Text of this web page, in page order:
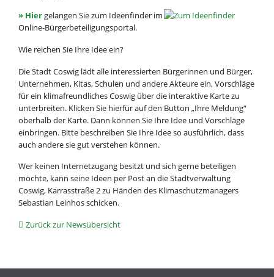
» Hiergelangen Sie zum Ideenfinder im
Online-Bürgerbeteiligungsportal.
Wie reichen Sie Ihre Idee ein?
Die Stadt Coswig lädt alle interessierten Bürgerinnen und Bürger,
Unternehmen, Kitas, Schulen und andere Akteure ein, Vorschläge
für ein klimafreundliches Coswig über die interaktive Karte zu
unterbreiten. Klicken Sie hierfür auf den Button „Ihre Meldung“
oberhalb der Karte. Dann können Sie Ihre Idee und Vorschläge
einbringen. Bitte beschreiben Sie Ihre Idee so ausführlich, dass
auch andere sie gut verstehen können.
Wer keinen Internetzugang besitzt und sich gerne beteiligen
möchte, kann seine Ideen per Post an die Stadtverwaltung
Coswig, Karrasstraße 2 zu Händen des Klimaschutzmanagers
Sebastian Leinhos schicken.
Zurück zur Newsübersicht